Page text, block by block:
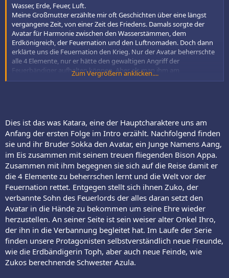
Wasser, Erde, Feuer, Luft.
Meine Großmutter erzählte mir oft Geschichten über eine längst
vergangene Zeit, von einer Zeit des Friedens. Damals sorgte der
Avatar für Harmonie zwischen den Wasserstämmen, dem
Erdkönigreich, der Feuernation und den Luftnomaden. Doch dann
erklärte uns die Feuernation den Krieg. Nur der Avatar beherrschte
alle 4 Elemente, nur er hätte den gewaltigen Angriff der
Feuerbändiger aufhalten können. Aber als man ihm am
dringendsten brauchte, verschwand er. Einhundert Jahre sind
glauben, dass der Avatar nicht wiedergeboren wurde, und dass der
Kreislauf für immer unterbrochen wurde. Aber ich habe die
Hoffnung nicht aufgegeben. Ich glaube daran, dass der Avatar
zurückkehren wird und die Welt rettet.
Zum Vergrößern anklicken....
Dies ist das was Katara, eine der Hauptcharaktere uns am
Anfang der ersten Folge im Intro erzählt. Nachfolgend finden
sie und ihr Bruder Sokka den Avatar, ein Junge Namens Aang,
im Eis zusammen mit seinem treuen fliegenden Bison Appa.
Zusammen mit ihm begegnen sie sich auf die Reise damit er
die 4 Elemente zu beherrschen lernt und die Welt vor der
Feuernation rettet. Entgegen stellt sich ihnen Zuko, der
verbannte Sohn des Feuerlords der alles daran setzt den
Avatar in die Hände zu bekommen um seine Ehre wieder
herzustellen. An seiner Seite ist sein weiser alter Onkel Ihro,
der ihn in die Verbannung begleitet hat. Im Laufe der Serie
finden unsere Protagonisten selbstverständlich neue Freunde,
wie die Erdbändigerin Toph, aber auch neue Feinde, wie
Zukos berechnende Schwester Azula.